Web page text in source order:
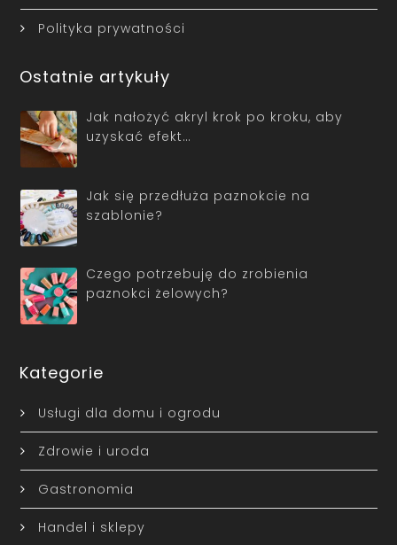
Polityka prywatności
Ostatnie artykuły
Jak nałożyć akryl krok po kroku, aby
uzyskać efekt…
Jak się przedłuża paznokcie na
szablonie?
Czego potrzebuję do zrobienia
paznokci żelowych?
Kategorie
Usługi dla domu i ogrodu
Zdrowie i uroda
Gastronomia
Handel i sklepy